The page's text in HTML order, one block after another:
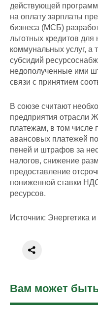
действующей
на оплату зарплаты
бизнеса (МСБ)
льготных кредитов
коммунальных услуг, а
субсидий
недополученные ими
связи с принятием
В союзе считают
предприятия отрасли
платежам, в том числе
авансовых платежей
пеней и штрафов за
налогов, снижение
предоставление
пониженной ставки
ресурсов.
Источник: Энергетика
Вам может